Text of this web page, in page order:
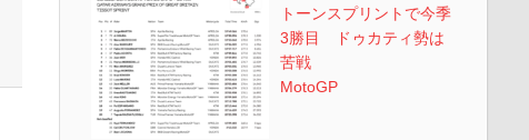
トーンスプリントで今季
3勝目 ドゥカティ勢は
苦戦
MotoGP